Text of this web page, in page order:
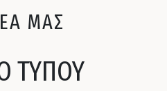
ΜΑΣ
ΤΥΠΟΥ